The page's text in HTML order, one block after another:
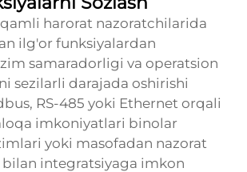
harorat nazoratchilarida
ilg'or funksiyalardan
samaradorligi va operatsion
sezilarli darajada oshirishi
RS-485 yoki Ethernet orqali
imkoniyatlari binolar
yoki masofadan nazorat
integratsiyaga imkon